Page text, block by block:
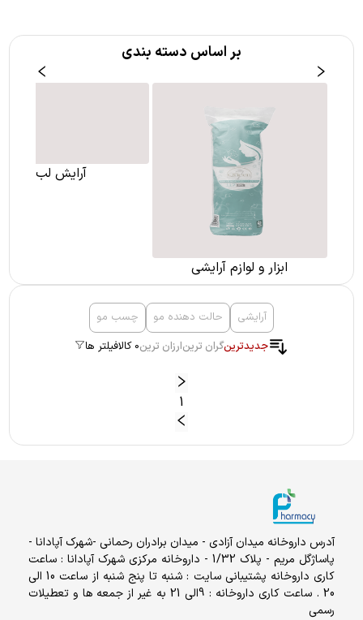
بر اساس دسته بندی
ابزار و لوازم آرایشی
آرایشی حالت دهنده مو
چسب مو
جدیدترینگران ترینارزان ترین0 کالا فیلتر ها
1
آدرس داروخانه میدان آزادی - میدان برادران رحمانی -شهرک آپادانا -
پاساژگل مریم - پلاک 1/32 - داروخانه مرکزی شهرک آپادانا : ساعت
کاری داروخانه پشتیبانی سایت : شنبه تا پنج شنبه از ساعت 10 الی
20 . ساعت کاری داروخانه : 9الی 21 به غیر از جمعه ها و تعطیلات
رسمی